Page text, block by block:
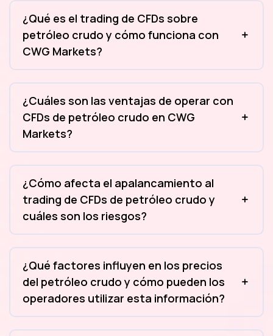
¿Qué es el trading de CFDs sobre
petróleo crudo y cómo funciona con
CWG Markets?
¿Cuáles son las ventajas de operar con
CFDs de petróleo crudo en CWG
Markets?
¿Cómo afecta el apalancamiento al
trading de CFDs de petróleo crudo y
cuáles son los riesgos?
¿Qué factores influyen en los precios
del petróleo crudo y cómo pueden los
operadores utilizar esta información?